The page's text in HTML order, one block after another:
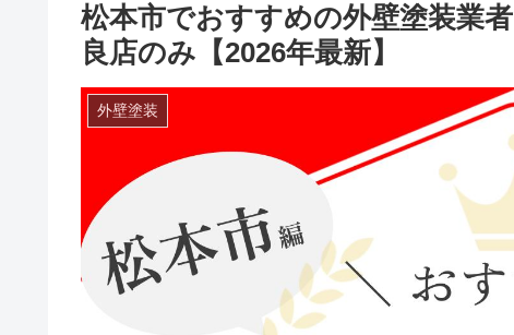
松本市でおすすめの外壁塗装業
良店のみ【2026年最新】
外壁塗装